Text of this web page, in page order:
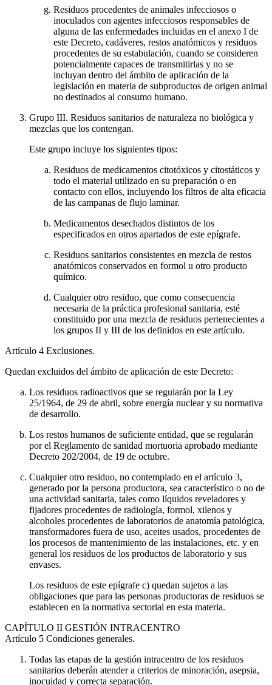
Residuos procedentes de animales infecciosos o
inoculados con agentes infecciosos responsables de
alguna de las enfermedades incluidas en el anexo I de
este Decreto, cadáveres, restos anatómicos y residuos
procedentes de su estabulación, cuando se consideren
potencialmente capaces de transmitirlas y no se
incluyan dentro del ámbito de aplicación de la
legislación en materia de subproductos de origen animal
no destinados al consumo humano.
Grupo III. Residuos sanitarios de naturaleza no biológica y
mezclas que los contengan.
Este grupo incluye los siguientes tipos:
Residuos de medicamentos citotóxicos y citostáticos y
todo el material utilizado en su preparación o en
contacto con ellos, incluyendo los filtros de alta eficacia
de las campanas de flujo laminar.
Medicamentos desechados distintos de los
especificados en otros apartados de este epígrafe.
Residuos sanitarios consistentes en mezcla de restos
anatómicos conservados en formol u otro producto
químico.
Cualquier otro residuo, que como consecuencia
necesaria de la práctica profesional sanitaria, esté
constituido por una mezcla de residuos pertenecientes a
los grupos II y III de los definidos en este artículo.
Artículo 4 Exclusiones.
Quedan excluidos del ámbito de aplicación de este Decreto:
Los residuos radioactivos que se regularán por la Ley
25/1964, de 29 de abril, sobre energía nuclear y su normativa
de desarrollo.
Los restos humanos de suficiente entidad, que se regularán
por el Reglamento de sanidad mortuoria aprobado mediante
Decreto 202/2004, de 19 de octubre.
Cualquier otro residuo, no contemplado en el artículo 3,
generado por la persona productora, sea característico o no de
una actividad sanitaria, tales como líquidos reveladores y
fijadores procedentes de radiología, formol, xilenos y
alcoholes procedentes de laboratorios de anatomía patológica,
transformadores fuera de uso, aceites usados, procedentes de
los procesos de mantenimiento de las instalaciones, etc. y en
general los residuos de los productos de laboratorio y sus
envases.
Los residuos de este epígrafe c) quedan sujetos a las
obligaciones que para las personas productoras de residuos se
establecen en la normativa sectorial en esta materia.
CAPÍTULO II GESTIÓN INTRACENTRO
Artículo 5 Condiciones generales.
Todas las etapas de la gestión intracentro de los residuos
sanitarios deberán atender a criterios de minoración, asepsia,
inocuidad y correcta separación.